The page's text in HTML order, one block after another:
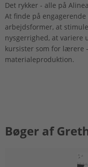
Det rykker - alle på
At finde på
arbejdsformer, at
nysgerrighed, at variere
kursister som for lærere
materialeproduktion.
Bøger af